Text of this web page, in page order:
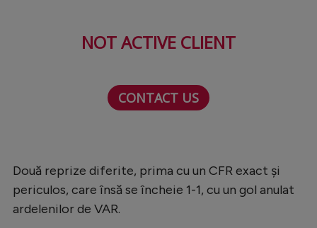
Handbal
Gimnastică
Auto
NOT ACTIVE CLIENT
CONTACT US
Două reprize diferite, prima cu un CFR exact și
periculos, care însă se încheie 1-1, cu un gol anulat
ardelenilor de VAR.